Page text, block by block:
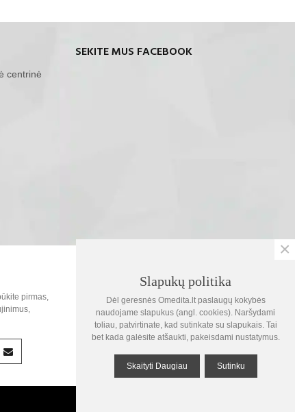
centrinė
SEKITE MUS FACEBOOK
pirmas,
Krepšelis
Slapukų politika
Dėl geresnės Omedita.lt paslaugų kokybės
naudojame slapukus (angl. cookies). Naršydami
toliau, patvirtinate, kad sutinkate su slapukais. Tai
bet kada galėsite atšaukti, pakeisdami nustatymus.
Skaityti Daugiau Sutinku
×